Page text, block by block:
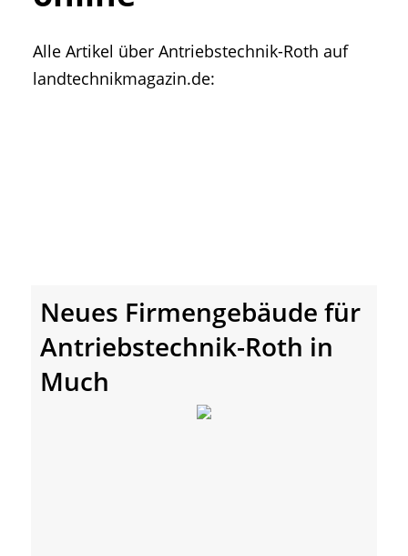
• Messen und Veranstaltungen
• Mitteilung der Redaktion
Alle Artikel über Antriebstechnik-Roth auf
landtechnikmagazin.de:
Neues Firmengebäude für
Antriebstechnik-Roth in
Much